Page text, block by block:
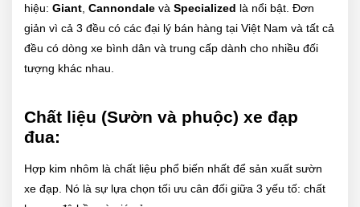
hiệu: Giant, Cannondale và Specialized là nổi bật. Đơn
giản vì cả 3 đều có các đại lý bán hàng tại Việt Nam và tất cả
đều có dòng xe bình dân và trung cấp dành cho nhiều đối
tượng khác nhau.
Chất liệu (Sườn và phuộc) xe đạp
đua:
Hợp kim nhôm là chất liệu phổ biến nhất để sản xuất sườn
xe đạp. Nó là sự lựa chọn tối ưu cân đối giữa 3 yếu tố: chất